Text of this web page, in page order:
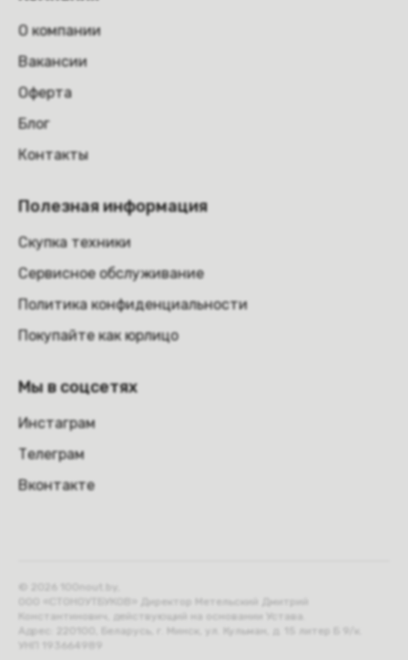
О компании
Вакансии
Оферта
Блог
Контакты
Полезная информация
Скупка техники
Сервисное обслуживание
Политика конфиденциальности
Покупайте как юрлицо
Мы в соцсетях
Инстаграм
Телеграм
Вконтакте
ООО «СТОНОУТБУКОВ» Директор Метельский Дмитрий
Константинович, действующий на основании Устава.
Адрес: 220100, Беларусь, г. Минск, ул. Кульман, д. 15 литер Б 9/к.